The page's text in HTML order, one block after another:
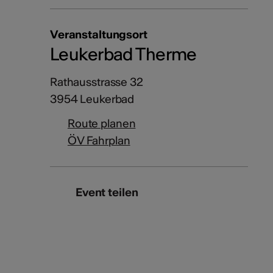
Veranstaltungsort
Leukerbad Therme
Rathausstrasse 32
3954 Leukerbad
Route planen
ÖV Fahrplan
Event teilen